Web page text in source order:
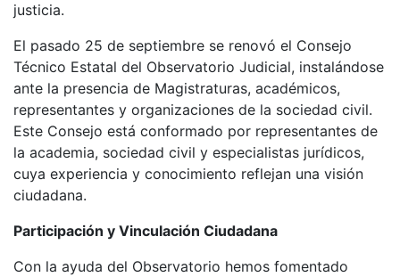
justicia.
El pasado 25 de septiembre se renovó el Consejo
Técnico Estatal del Observatorio Judicial, instalándose
ante la presencia de Magistraturas, académicos,
representantes y organizaciones de la sociedad civil.
Este Consejo está conformado por representantes de
la academia, sociedad civil y especialistas jurídicos,
cuya experiencia y conocimiento reflejan una visión
ciudadana.
Participación y Vinculación Ciudadana
Con la ayuda del Observatorio hemos fomentado